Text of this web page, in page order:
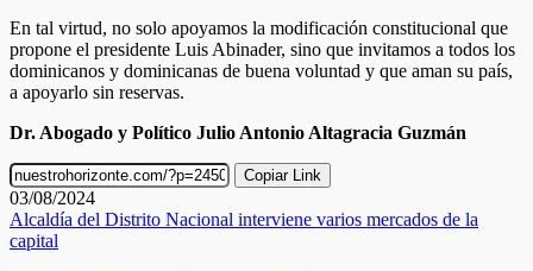
En tal virtud, no solo apoyamos la modificación constitucional que
propone el presidente Luis Abinader, sino que invitamos a todos los
dominicanos y dominicanas de buena voluntad y que aman su país,
a apoyarlo sin reservas.
Dr. Abogado y Político Julio Antonio Altagracia Guzmán
Copiar Link
03/08/2024
Alcaldía del Distrito Nacional interviene varios mercados de la
capital